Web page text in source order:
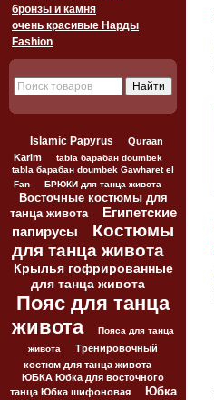
бронзы и камня
очень красивые Нарды
Fashion
Islamic Papyrus
Quraan
Karim
tabla барабан doumbek
tabla барабан doumbek Gawharet el
Fan
БРЮКИ для танца живота
Восточные костюмы для
танца живота
Египетские
папирусы
Костюмы
для танца живота
Крылья гофрированные
для танца живота
Пояс для танца
живота
Пояса для танца
живота
Тренировочный
костюм для танца живота
ЮБКА Юбка для восточного
танца Юбка шифоновая
Юбка